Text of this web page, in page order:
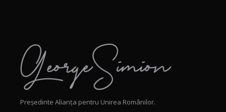
Președinte Alianța pentru Unirea Românilor.